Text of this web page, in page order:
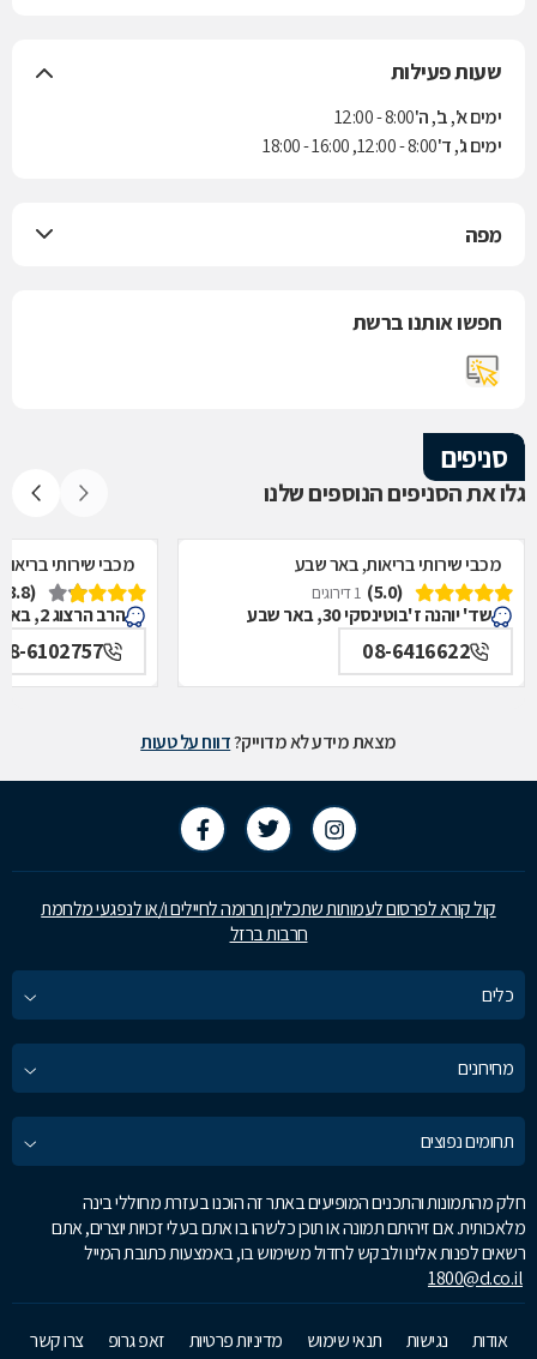
שעות פעילות
ימים א', ב', ה'8:00 - 12:00
ימים ג', ד'8:00 - 12:00, 16:00 - 18:00
מפה
חפשו אותנו ברשת
סניפים
גלו את הסניפים הנוספים שלנו
מכבי שירותי בריאות, באר שבע
(5.0)
1 דירוגים
שד' יוהנה ז'בוטינסקי 30, באר שבע
08-6416622
מכבי שירותי
(3.8)
הרב הרצוג 2, באר שבע
6102757
מצאת מידע לא מדוייק?דווח על טעות
קול קורא לפרסום לעמותות שתכליתן תרומה לחיילים ו/או לנפגעי מלחמת
חרבות ברזל
כלים
מחירונים
תחומים נפוצים
חלק מהתמונות והתכנים המופיעים באתר זה הוכנו בעזרת מחוללי בינה
מלאכותית. אם זיהיתם תמונה או תוכן כלשהו בו אתם בעלי זכויות יוצרים, אתם
רשאים לפנות אלינו ולבקש לחדול משימוש בו, באמצעות כתובת המייל
1800@d.co.il
אודות נגישות תנאי שימוש מדיניות פרטיות זאפ גרופ צרו קשר